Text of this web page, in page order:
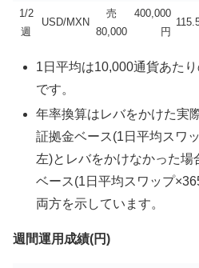
1/2
週
USD/MXN
売
80,000
400,000
円
1日平均は10,000通貨あた
です。
年率換算はレバをかけた実
証拠金ベース(1日平均スワ
左)とレバをかけなかった
ベース(1日平均スワップ
両方を示しています。
週間運用成績(円)